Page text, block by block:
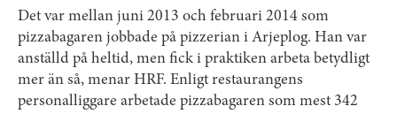
Det var mellan juni 2013 och februari 2014 som
pizzabagaren jobbade på pizzerian i Arjeplog. Han var
anställd på heltid, men fick i praktiken arbeta betydligt
mer än så, menar HRF. Enligt restaurangens
personalliggare arbetade pizzabagaren som mest 342